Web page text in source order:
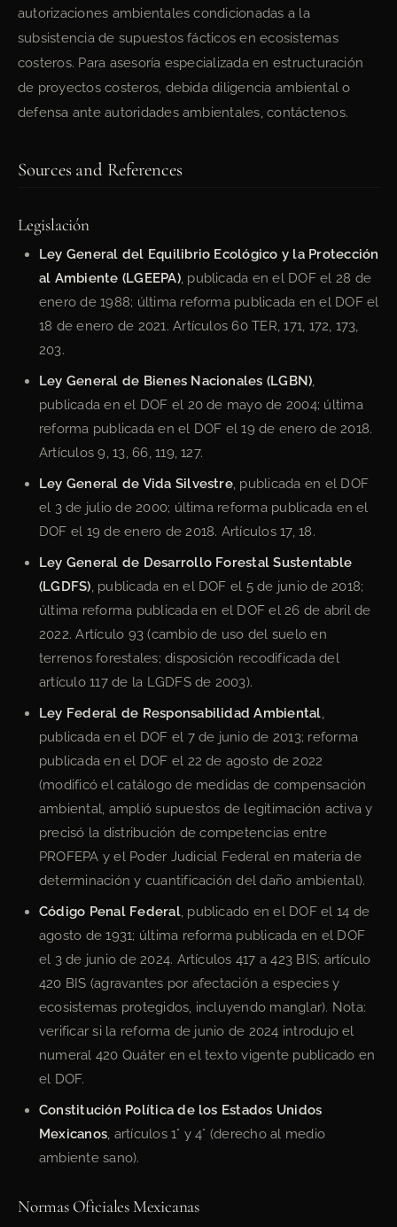
autorizaciones ambientales condicionadas a la
subsistencia de supuestos fácticos en ecosistemas
costeros. Para asesoría especializada en estructuración
de proyectos costeros, debida diligencia ambiental o
defensa ante autoridades ambientales, contáctenos.
Sources and References
Legislación
Ley General del Equilibrio Ecológico y la Protección
al Ambiente (LGEEPA), publicada en el DOF el 28 de
enero de 1988; última reforma publicada en el DOF el
18 de enero de 2021. Artículos 60 TER, 171, 172, 173,
203.
Ley General de Bienes Nacionales (LGBN)
publicada en el DOF el 20 de mayo de 2004; última
reforma publicada en el DOF el 19 de enero de 2018.
Artículos 9, 13, 66, 119, 127.
Ley General de Vida Silvestre, publicada en el DOF
el 3 de julio de 2000; última reforma publicada en el
DOF el 19 de enero de 2018. Artículos 17, 18.
Ley General de Desarrollo Forestal Sustentable
(LGDFS) , publicada en el DOF el 5 de junio de 2018;
última reforma publicada en el DOF el 26 de abril de
2022. Artículo 93 (cambio de uso del suelo en
terrenos forestales; disposición recodificada del
artículo 117 de la LGDFS de 2003).
Ley Federal de Responsabilidad Ambiental
publicada en el DOF el 7 de junio de 2013; reforma
publicada en el DOF el 22 de agosto de 2022
(modificó el catálogo de medidas de compensación
ambiental, amplió supuestos de legitimación activa y
precisó la distribución de competencias entre
PROFEPA y el Poder Judicial Federal en materia de
determinación y cuantificación del daño ambiental).
Código Penal Federal, publicado en el DOF el 14 de
agosto de 1931; última reforma publicada en el DOF
el 3 de junio de 2024. Artículos 417 a 423 BIS; artículo
420 BIS (agravantes por afectación a especies y
ecosistemas protegidos, incluyendo manglar). Nota:
verificar si la reforma de junio de 2024 introdujo el
numeral 420 Quáter en el texto vigente publicado en
el DOF.
Constitución Política de los Estados Unidos
Mexicanos , artículos 1° y 4° (derecho al medio
ambiente sano).
Normas Oficiales Mexicanas